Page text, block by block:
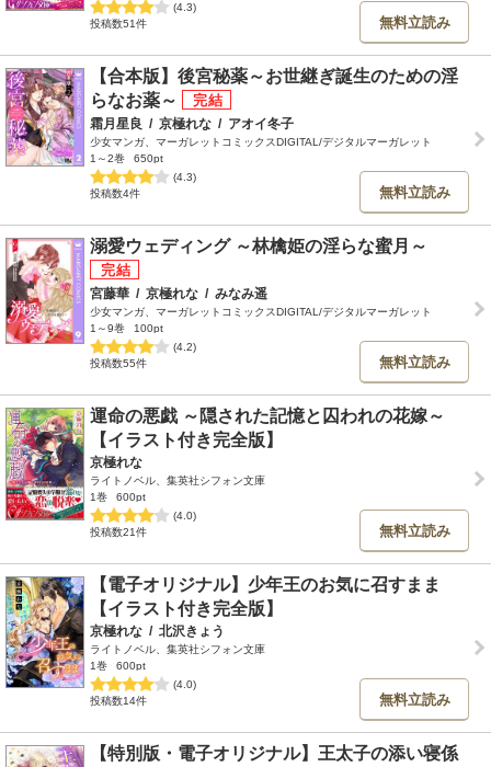
(4.3)
投稿数51件
無料立読み
【合本版】後宮秘薬～お世継ぎ誕生のための淫
らなお薬～
霜月星良 / 京極れな / アオイ冬子
少女マンガ、マーガレットコミックスDIGITAL/デジタルマーガレット
1～2巻
650pt
(4.3)
投稿数4件
無料立読み
溺愛ウェディング ～林檎姫の淫らな蜜月～
宮藤華 / 京極れな / みなみ遥
少女マンガ、マーガレットコミックスDIGITAL/デジタルマーガレット
1～9巻
100pt
(4.2)
投稿数55件
無料立読み
運命の悪戯 ～隠された記憶と囚われの花嫁～
【イラスト付き完全版】
京極れな
ライトノベル、集英社シフォン文庫
1巻
600pt
(4.0)
投稿数21件
無料立読み
【電子オリジナル】少年王のお気に召すまま
【イラスト付き完全版】
京極れな / 北沢きょう
ライトノベル、集英社シフォン文庫
1巻
600pt
(4.0)
投稿数14件
無料立読み
【特別版・電子オリジナル】王太子の添い寝係